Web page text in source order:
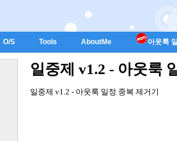
O/S Tools AboutMe 아웃룩
일중제 v1.2 - 아웃룩
일중제 v1.2 - 아웃룩 일정 중복 제거기